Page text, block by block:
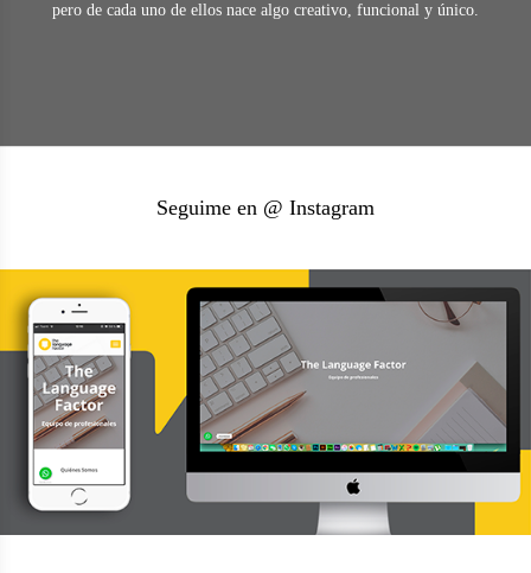
pero de cada uno de ellos nace algo creativo, funcional y único.
Seguime en @ Instagram